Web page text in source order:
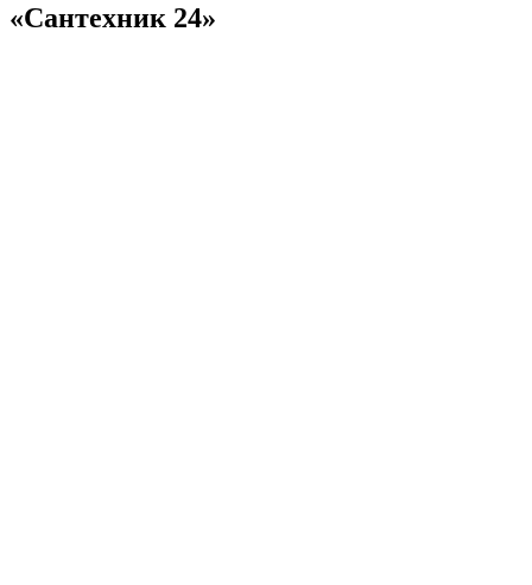
«Сантехник 24»